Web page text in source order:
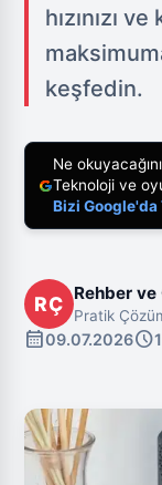
hızınızı
keşfedin.
Ne
Teknoloji ve
Bizi Google'da
RÇ Rehber
Pratik
calendar_month09.07.2026schedule